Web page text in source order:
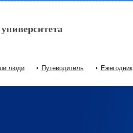
люди Путеводитель Ежегодник